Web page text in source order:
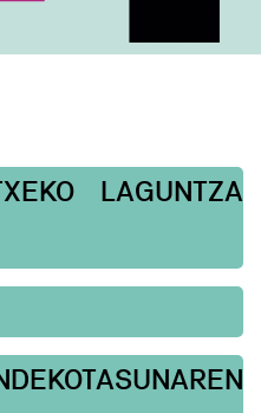
LAGUNTZA